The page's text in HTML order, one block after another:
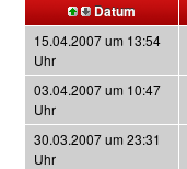
Datum
15.04.2007 um 13:54
Uhr
03.04.2007 um 10:47
Uhr
30.03.2007 um 23:31
Uhr